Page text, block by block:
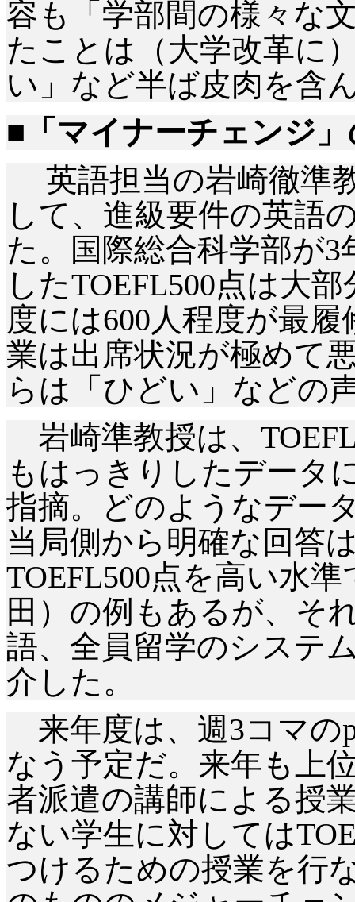
容も「学部間の様々な
たことは（大学改革に
い」など半ば皮肉を含
■「マイナーチェンジ
英語担当の岩崎徹準
して、進級要件の英語
た。国際総合科学部が3
したTOEFL500点は大
度には600人程度が最
業は出席状況が極めて
らは「ひどい」などの
岩崎準教授は、
もはっきりしたデータ
指摘。どのようなデー
当局側から明確な回答
TOEFL500点を高い水
田）の例もあるが、そ
語、全員留学のシステ
介した。
来年度は、週3コマの
なう予定だ。来年も上
者派遣の講師による授
ない学生に対しては
つけるための授業を行